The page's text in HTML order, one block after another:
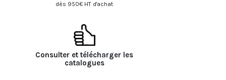
dès 950€ HT d'achat
Consulter et télécharger les
catalogues